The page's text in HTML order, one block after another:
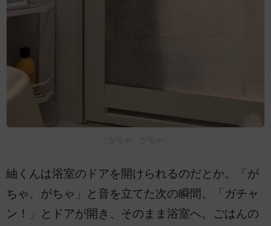
「がちゃ、がちゃ」
紬くんは浴室のドアを開けられるのだとか。「が
ちゃ、がちゃ」と音を立てた次の瞬間、「ガチャ
ン！」とドアが開き、そのまま浴室へ。ごはんの